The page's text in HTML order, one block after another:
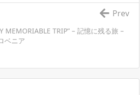
MEMORIABLE TRIP” – 記憶に残る旅 –
ベニア
Prev